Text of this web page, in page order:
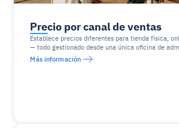
Precio por canal de ventas
Establece precios diferentes para tienda física,
— todo gestionado desde una única oficina de
Más información